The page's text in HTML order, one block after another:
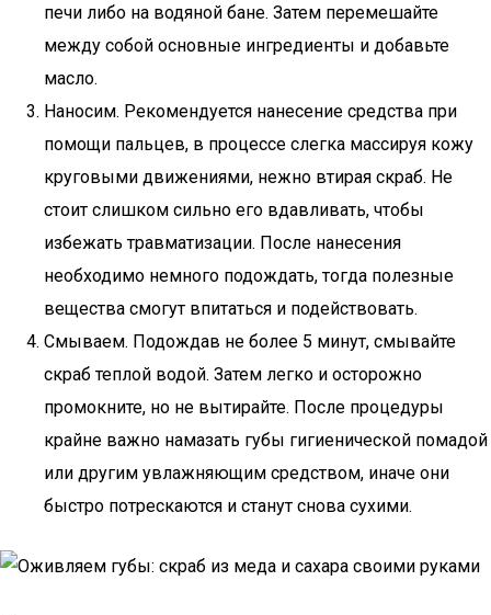
печи либо на водяной бане. Затем перемешайте
между собой основные ингредиенты и добавьте
масло.
Наносим. Рекомендуется нанесение средства при
помощи пальцев, в процессе слегка массируя кожу
круговыми движениями, нежно втирая скраб. Не
стоит слишком сильно его вдавливать, чтобы
избежать травматизации. После нанесения
необходимо немного подождать, тогда полезные
вещества смогут впитаться и подействовать.
Смываем. Подождав не более 5 минут, смывайте
скраб теплой водой. Затем легко и осторожно
промокните, но не вытирайте. После процедуры
крайне важно намазать губы гигиенической помадой
или другим увлажняющим средством, иначе они
быстро потрескаются и станут снова сухими.